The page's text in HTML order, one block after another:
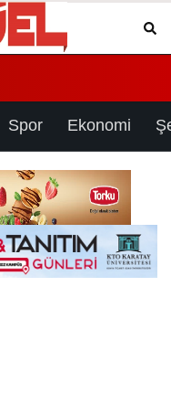
Spor Ekonomi